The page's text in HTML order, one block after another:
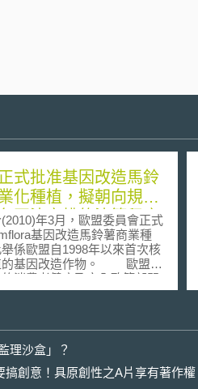
式批准基因改造馬鈴
化種植，擬朝向規劃
各國決定權的決策程序
年3月，歐盟委員會正式
基因改造馬鈴薯商業種
係歐盟自1998年以來首次核
因改造作物。 歐盟委
消費者健康及安全政策部門
Dalli表示，經過徹底的科學
所核准的範圍係Amflora馬鈴
過後作為穀物飼料之用，將
供作為人類食品使用。此外，
理沙盒」？
搞創意！具原創性之A片享有著作權